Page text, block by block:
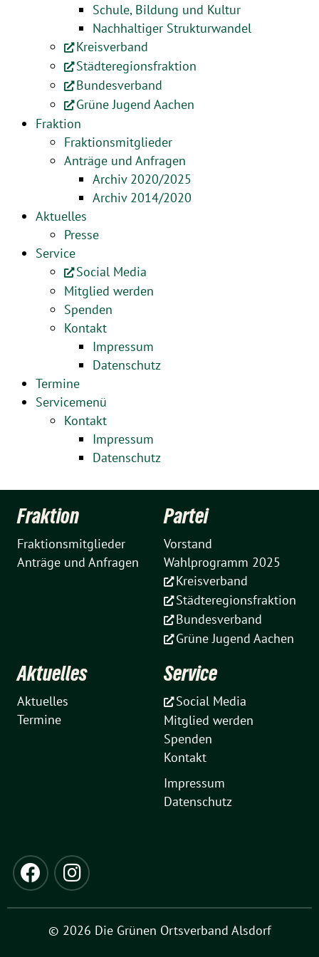
Schule, Bildung und Kultur
Nachhaltiger Strukturwandel
Kreisverband
Städteregionsfraktion
Bundesverband
Grüne Jugend Aachen
Fraktion
Fraktionsmitglieder
Anträge und Anfragen
Archiv 2020/2025
Archiv 2014/2020
Aktuelles
Presse
Service
Social Media
Mitglied werden
Spenden
Kontakt
Impressum
Datenschutz
Termine
Servicemenü
Kontakt
Impressum
Datenschutz
Fraktion
Fraktionsmitglieder
Anträge und Anfragen
Partei
Vorstand
Wahlprogramm 2025
Kreisverband
Städteregionsfraktion
Bundesverband
Grüne Jugend Aachen
Aktuelles
Aktuelles
Termine
Service
Social Media
Mitglied werden
Spenden
Kontakt
Impressum
Datenschutz
© 2026 Die Grünen Ortsverband Alsdorf